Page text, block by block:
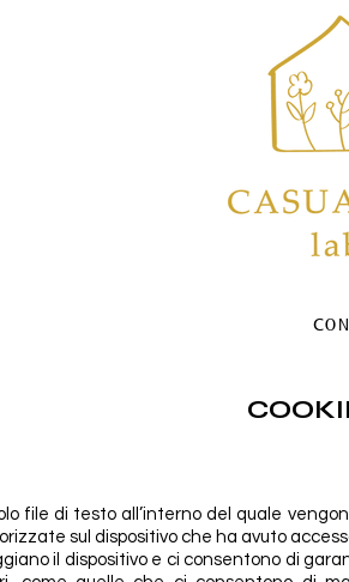
file di testo all’interno del quale
sul dispositivo che ha avuto
il dispositivo e ci consentono di